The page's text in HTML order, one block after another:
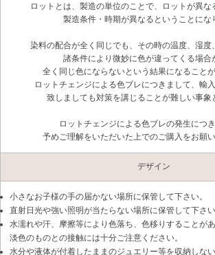
ロットとは、製造の単位のことで、ロットが異な
製造条件・時期が異なるということにな
染料の配合が全く同じでも、その時の温度、湿度
諸条件により微妙に色が違ってくる場合
全く同じ色にならないという結果になることが
ロットチェンジによる色ブレにつきまして、輸
致しましても対策を講じることが難しい事象
ロットチェンジによる色ブレの発生につき
予めご理解をいただいた上でのご購入をお願い
デザイン
小さなお子様の手の届かない場所に保管して下さい。
直射日光や強い照明が当たらない場所に保管して下さい
水濡れや汗、摩擦等により色落ち、色移りすることがあ
淡色のものとの接触には十分ご注意ください。
水分や液体が付着したままのジュエリー等を収納しない